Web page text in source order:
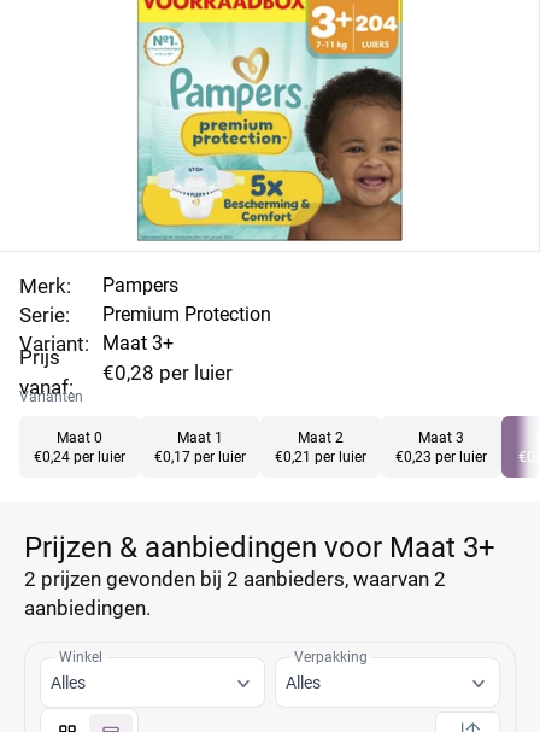
Merk:
Serie:
Variant:
Prijs
vanaf:
Pampers
Premium Protection
Maat 3+
€0,28 per luier
Varianten
Maat 0
€0,24 per luier
Maat 1
€0,17 per luier
Maat 2
€0,21 per luier
Maat 3
€0,23 per luier
Prijzen & aanbiedingen voor Maat 3+
2 prijzen gevonden bij 2 aanbieders, waarvan 2
aanbiedingen.
Winkel
Alles
Verpakking
Alles